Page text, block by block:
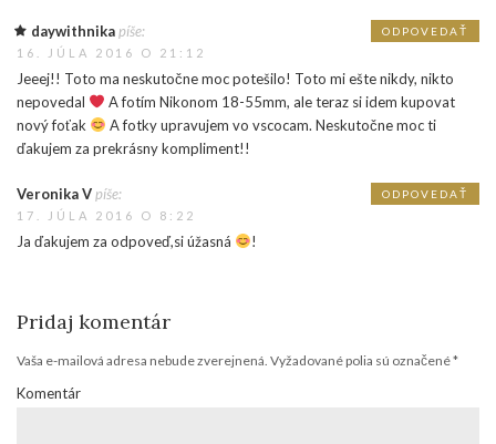
daywithnikapíše:
16. JÚLA 2016 O 21:12
Jeeej!! Toto ma neskutočne moc potešilo! Toto mi ešte nikdy, nikto
nepovedal
A fotím Nikonom 18-55mm, ale teraz si idem kupovat
nový foťak
A fotky upravujem vo vscocam. Neskutočne moc ti
ďakujem za prekrásny kompliment!!
ODPOVEDAŤ
Veronika Vpíše:
17. JÚLA 2016 O 8:22
Ja ďakujem za odpoveď,si úžasná !
ODPOVEDAŤ
Pridaj komentár
Vaša e-mailová adresa nebude zverejnená. Vyžadované polia sú označené*
Komentár